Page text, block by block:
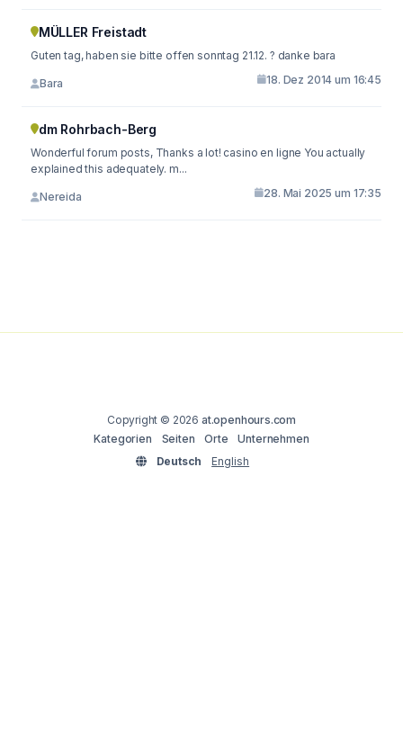
MÜLLER Freistadt
Guten tag, haben sie bitte offen sonntag 21.12. ? danke bara
Bara 18. Dez 2014 um 16:45
dm Rohrbach-Berg
Wonderful forum posts, Thanks a lot! casino en ligne You actually
explained this adequately. m...
Nereida 28. Mai 2025 um 17:35
Copyright © 2026 at.openhours.com
Kategorien
Seiten Orte
Unternehmen
Deutsch
English